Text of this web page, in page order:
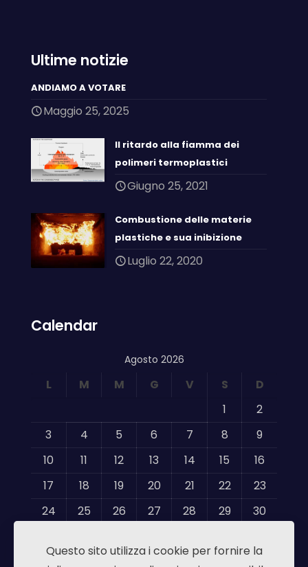
Ultime notizie
ANDIAMO A VOTARE
Maggio 25, 2025
Il ritardo alla fiamma dei
polimeri termoplastici
Giugno 25, 2021
Combustione delle materie
plastiche e sua inibizione
Luglio 22, 2020
Calendar
Agosto 2026
L M M G V S
D
1
2
3
4 5 6 7 8
9
10
11 12 13 14 15
16
17
18 19 20 21 22
23
24
25 26 27 28 29
30
Questo sito utilizza i cookie per fornire la